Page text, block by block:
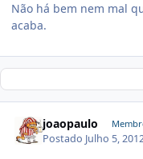
Não há bem nem mal
acaba.
joaopaulo
Postado Julho 5,